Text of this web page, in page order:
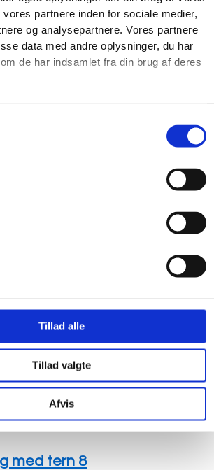
partnere inden for sociale medier,
og analysepartnere. Vores partnere
data med andre oplysninger, du har
de har indsamlet fra din brug af deres
Tillad alle
Tillad valgte
Afvis
med tern 8